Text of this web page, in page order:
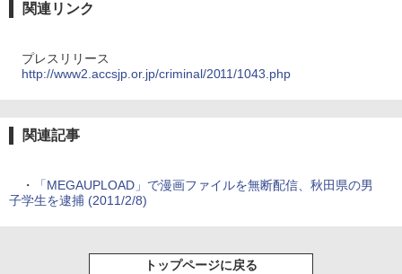
関連リンク
プレスリリース
http://www2.accsjp.or.jp/criminal/2011/1043.php
関連記事
・
「MEGAUPLOAD」で漫画ファイルを無断配信、秋田県の男
子学生を逮捕 (2011/2/8)
トップページに戻る